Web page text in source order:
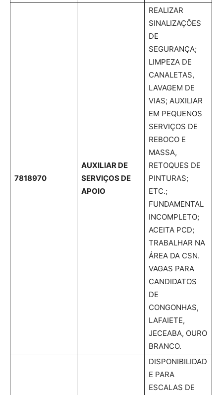
7818970
AUXILIAR DE
SERVIÇOS DE
APOIO
REALIZAR
SINALIZAÇÕES
DE
SEGURANÇA;
LIMPEZA DE
CANALETAS,
LAVAGEM DE
VIAS; AUXILIAR
EM PEQUENOS
SERVIÇOS DE
REBOCO E
MASSA,
RETOQUES DE
PINTURAS;
ETC.;
FUNDAMENTAL
INCOMPLETO;
ACEITA PCD;
TRABALHAR NA
ÁREA DA CSN.
VAGAS PARA
CANDIDATOS
DE
CONGONHAS,
LAFAIETE,
JECEABA, OURO
BRANCO.
DISPONIBILIDAD
E PARA
ESCALAS DE